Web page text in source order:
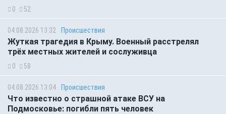
0 52
04.08.2026 13:32 Происшествия
Жуткая трагедия в Крыму. Военный расстрелял
трёх местных жителей и сослуживца
0 58
04.08.2026 13:04 Происшествия
Что известно о страшной атаке ВСУ на
Подмосковье: погибли пять человек